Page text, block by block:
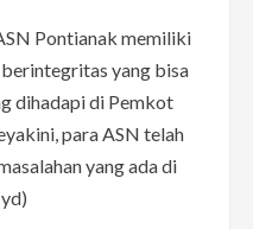
Pontianak memiliki
yang bisa
dihadapi di Pemkot
para ASN telah
yang ada di